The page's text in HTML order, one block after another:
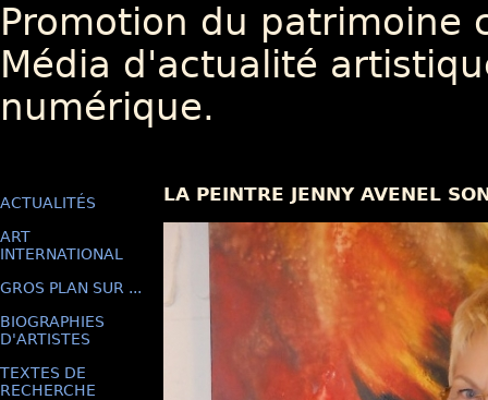
Promotion du patrimoine
Média d'actualité
numérique.
ACTUALITÉS
ART
INTERNATIONAL
GROS PLAN SUR ...
BIOGRAPHIES
D'ARTISTES
TEXTES DE
RECHERCHE
LA PEINTRE JENNY AVENEL